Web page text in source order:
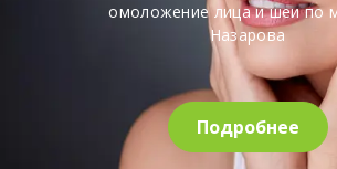
омоложение лица и шеи по
Назарова
Подробнее